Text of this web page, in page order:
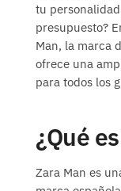
tu
presupuesto?
Man, la marca
ofrece una
para todos los
¿Qué
Zara Man es